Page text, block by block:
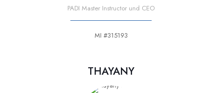
PADI Master Instructor und CEO
MI #315193
THAYANY